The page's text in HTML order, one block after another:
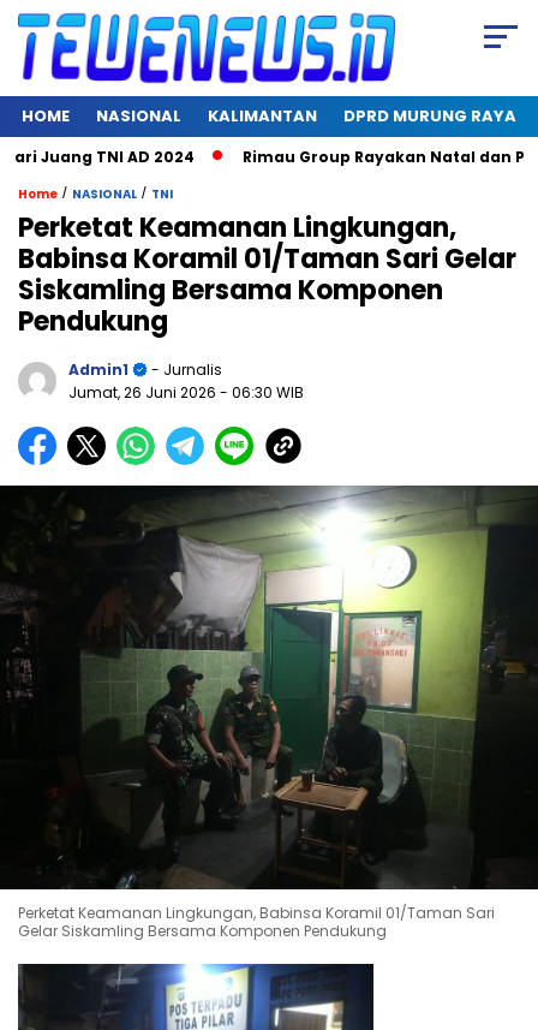
HOME NASIONAL KALIMANTAN DPRD MURUNG RAYA
TNI AD 2024 Rimau Group Rayakan Natal dan
Home / NASIONAL / TNI
Perketat Keamanan Lingkungan,
Babinsa Koramil 01/Taman Sari Gelar
Siskamling Bersama Komponen
Pendukung
Admin1
- Jurnalis
Jumat, 26 Juni 2026 - 06:30 WIB
Perketat Keamanan Lingkungan, Babinsa Koramil 01/Taman Sari
Gelar Siskamling Bersama Komponen Pendukung